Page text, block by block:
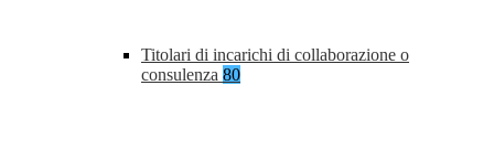
Titolari di incarichi di collaborazione o
consulenza 80